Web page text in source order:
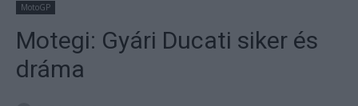
MotoGP
Motegi: Gyári Ducati siker és
dráma